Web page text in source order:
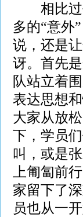
相比过
多的“意外
说，还是
讶。首先
队站立着
表达思想
大家从放
下，学员
叫，或是
上匍匐前
家留下了
员也从一